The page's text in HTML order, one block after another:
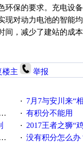
环保的要求。充电设
现对动力电池的智能
间，减少了建站的成
楼主 举报
· 7月7与安川来“
· 有积分不能用
· 2017王者之狮“鸡”情签到
· 没有积分怎么办